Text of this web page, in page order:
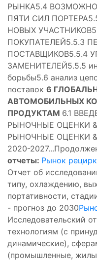
РЫНКА5.4
ПЯТИ СИЛ
НОВЫХ
ПОКУПАТЕЛЕЙ5.5.3
ПОСТАВЩИКОВ5.5.4
ЗАМЕНИТЕЛЕЙ5.5.5
борьбы5.6 анализ
поставок 6
АВТОМОБИЛЬНЫХ
ПРОДУКТАМ 6.1
РЫНОЧНЫЕ ОЦЕНКИ &
РЫНОЧНЫЕ ОЦЕНКИ
2020-
отчеты: Рынок
Отчет об
типу, охлаждению,
портативности,
- прогноз до 2030
Исследовательский
технологиям (с
динамические),
(промышленные,